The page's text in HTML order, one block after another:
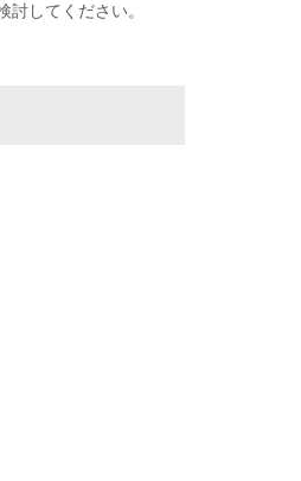
してください。